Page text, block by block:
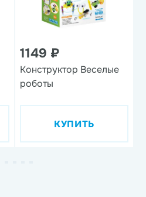
1149 ₽
Конструктор Веселые
роботы
КУПИТЬ